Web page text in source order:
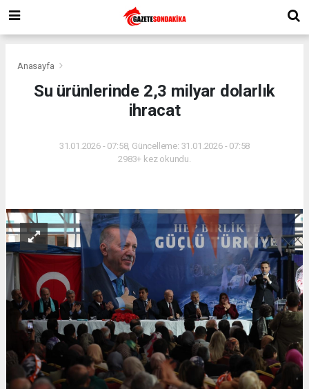
Anasayfa
Su ürünlerinde 2,3 milyar dolarlık
ihracat
31.01.2026 - 07:58, Güncelleme: 31.01.2026 - 07:58
2983+ kez okundu.